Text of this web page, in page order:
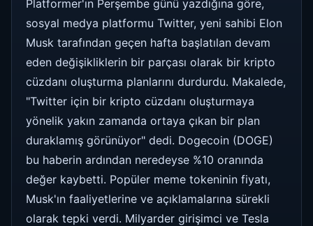
Platformer'ın Perşembe günü yazdığına göre,
sosyal medya platformu Twitter, yeni sahibi Elon
Musk tarafından geçen hafta başlatılan devam
eden değişikliklerin bir parçası olarak bir kripto
cüzdanı oluşturma planlarını durdurdu. Makalede,
"Twitter için bir kripto cüzdanı oluşturmaya
yönelik yakın zamanda ortaya çıkan bir plan
duraklamış görünüyor" dedi. Dogecoin (DOGE)
bu haberin ardından neredeyse %10 oranında
değer kaybetti. Popüler meme tokeninin fiyatı,
Musk'ın faaliyetlerine ve açıklamalarına sürekli
olarak tepki verdi. Milyarder girişimci ve Tesla